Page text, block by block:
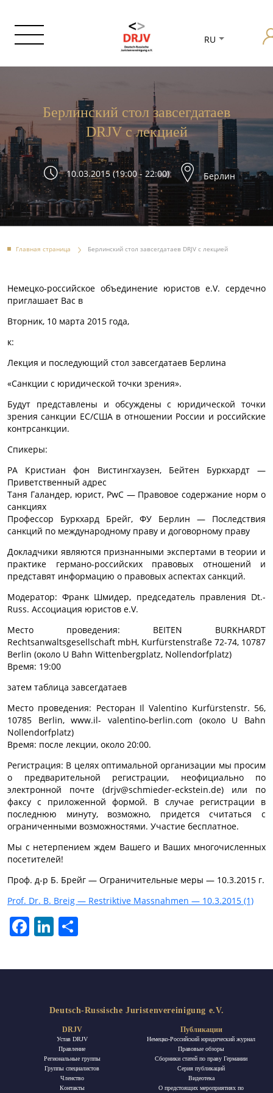
RU
Берлинский стол завсегдатаев
DRJV с лекцией
10.03.2015 (19:00 - 22:00) Берлин
Главная страница Берлинский стол завсегдатаев DRJV с лекцией
Немецко-российское объединение юристов e.V. сердечно
приглашает Вас в
Вторник, 10 марта 2015 года,
к:
Лекция и последующий стол завсегдатаев Берлина
«Санкции с юридической точки зрения».
Будут представлены и обсуждены с юридической точки
зрения санкции ЕС/США в отношении России и российские
контрсанкции.
Спикеры:
РА Кристиан фон Вистингхаузен, Бейтен Буркхардт —
Приветственный адрес
Таня Галандер, юрист, PwC — Правовое содержание норм о
санкциях
Профессор Буркхард Брейг, ФУ Берлин — Последствия
санкций по международному праву и договорному праву
Докладчики являются признанными экспертами в теории и
практике германо-российских правовых отношений и
представят информацию о правовых аспектах санкций.
Модератор: Франк Шмидер, председатель правления Dt.-
Russ. Ассоциация юристов e.V.
Место проведения: BEITEN BURKHARDT
Rechtsanwaltsgesellschaft mbH, Kurfürstenstraße 72-74, 10787
Berlin (около U Bahn Wittenbergplatz, Nollendorfplatz)
Время: 19:00
затем таблица завсегдатаев
Место проведения: Ресторан Il Valentino Kurfürstenstr. 56,
10785 Berlin, www.il- valentino-berlin.com (около U Bahn
Nollendorfplatz)
Время: после лекции, около 20:00.
Регистрация: В целях оптимальной организации мы просим
о предварительной регистрации, неофициально по
электронной почте (drjv@schmieder-eckstein.de) или по
факсу с приложенной формой. В случае регистрации в
последнюю минуту, возможно, придется считаться с
ограниченными возможностями. Участие бесплатное.
Мы с нетерпением ждем Вашего и Ваших многочисленных
посетителей!
Проф. д-р Б. Брейг — Ограничительные меры — 10.3.2015 г.
Prof. Dr. B. Breig — Restriktive Massnahmen — 10.3.2015 (1)
FacebookLinkedIn
Deutsch-Russische Juristenvereinigung e.V.
DRJV
Устав DRJV
Правление
Региональные группы
Группы специалистов
Членство
Контакты
Публикации
Немецко-Российский юридический журнал
Правовые обзоры
Сборники статей по праву Германии
Ceрия публикаций
Видеотека
О предстоящих мероприятиях по